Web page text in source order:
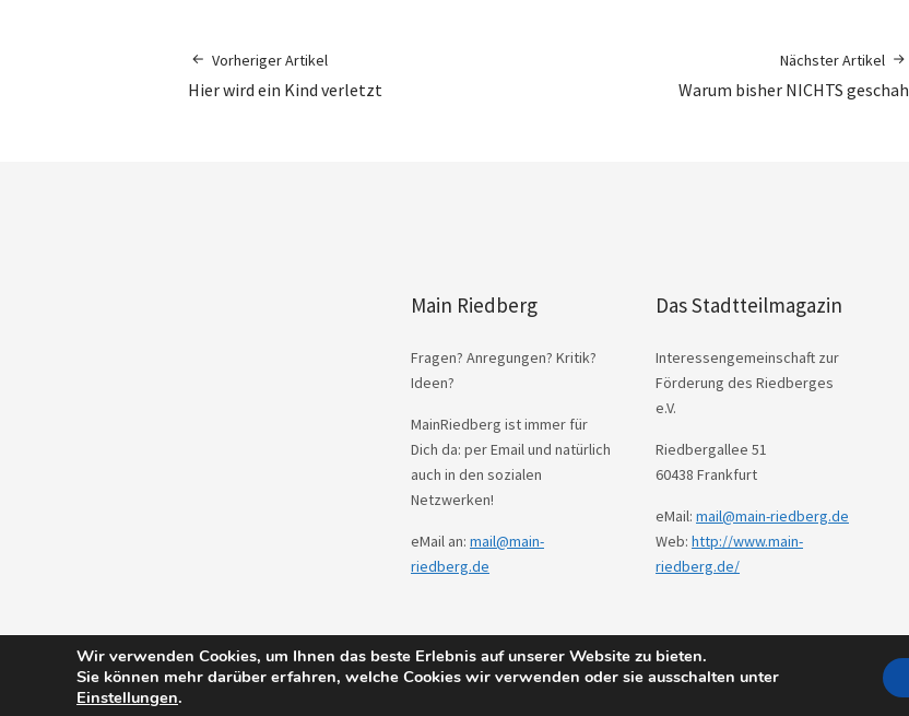
Vorheriger Artikel
Hier wird ein Kind verletzt
Nächster Artikel
Warum bisher NICHTS geschah
Main Riedberg
Fragen? Anregungen? Kritik?
Ideen?
MainRiedberg ist immer für
Dich da: per Email und natürlich
auch in den sozialen
Netzwerken!
eMail an: mail@main-
riedberg.de
Das Stadtteilmagazin
Interessengemeinschaft zur
Förderung des Riedberges
e.V.
Riedbergallee 51
60438 Frankfurt
eMail: mail@main-riedberg.de
Web: http://www.main-
riedberg.de/
© 2026Main Riedberg. Powered byWordPressTheme: Weta vonElmastudio.
Wir verwenden Cookies, um Ihnen das beste Erlebnis auf unserer Website zu bieten.
Sie können mehr darüber erfahren, welche Cookies wir verwenden oder sie ausschalten unter
Einstellungen.